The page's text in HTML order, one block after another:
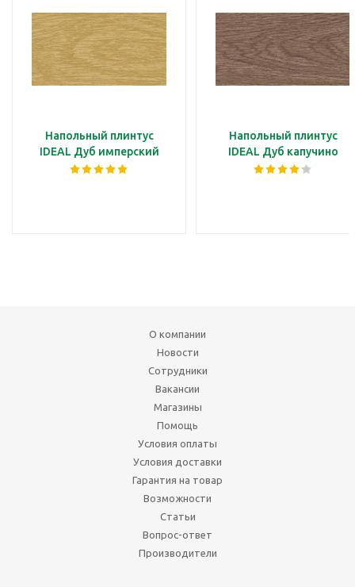
Напольный плинтус
IDEAL Дуб имперский
Напольный плинтус
IDEAL Дуб капучино
О компании
Новости
Сотрудники
Вакансии
Магазины
Помощь
Условия оплаты
Условия доставки
Гарантия на товар
Возможности
Статьи
Вопрос-ответ
Производители